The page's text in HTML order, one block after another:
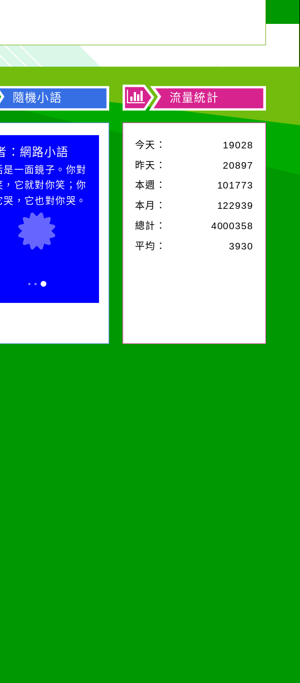
隨機小語
：網路小語
是一面鏡子。你對
，它就對你笑；你
哭，它也對你哭。
流量統計
今天： 19028
昨天：
20897
本週：
101773
本月：
122939
總計：
4000358
平均： 3930